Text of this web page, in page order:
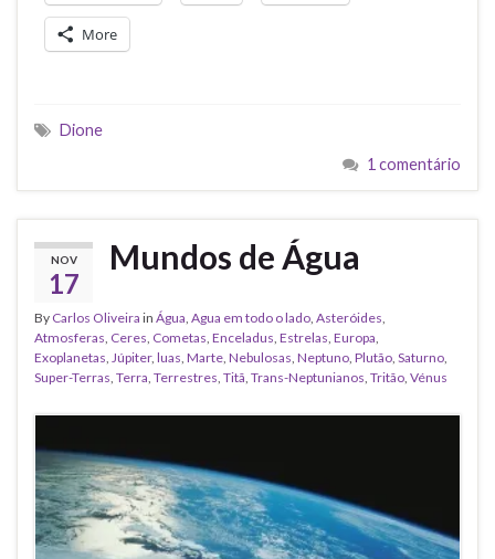
More
Dione
1 comentário
NOV
17
Mundos de Água
By Carlos Oliveira in Água, Agua em todo o lado, Asteróides,
Atmosferas, Ceres, Cometas, Enceladus, Estrelas, Europa,
Exoplanetas, Júpiter, luas, Marte, Nebulosas, Neptuno, Plutão, Saturno,
Super-Terras, Terra, Terrestres, Titã, Trans-Neptunianos, Tritão, Vénus